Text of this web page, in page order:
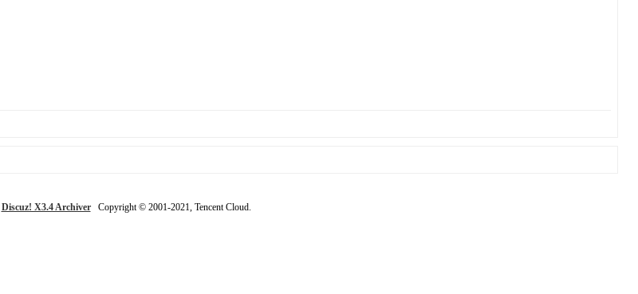
Discuz! X3.4 ArchiverCopyright © 2001-2021, Tencent Cloud.